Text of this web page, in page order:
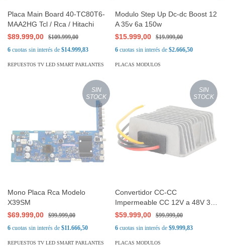
Placa Main Board 40-TC80T6-
MAA2HG Tcl / Rca / Hitachi
$89.999,00
$109.999,00
6 cuotas sin interés de $14.999,83
REPUESTOS TV LED SMART PARLANTES
Modulo Step Up Dc-dc Boost 12
A 35v 6a 150w
$15.999,00
$19.999,00
6 cuotas sin interés de $2.666,50
PLACAS MODULOS
SIN
STOCK
Mono Placa Rca Modelo
X39SM
$69.999,00
$99.999,00
6 cuotas sin interés de $11.666,50
REPUESTOS TV LED SMART PARLANTES
SIN
STOCK
Convertidor CC-CC
Impermeable CC 12V a 48V 3A
144W Adaptador de Fuente de
$59.999,00
$99.999,00
6 cuotas sin interés de $9.999,83
PLACAS MODULOS